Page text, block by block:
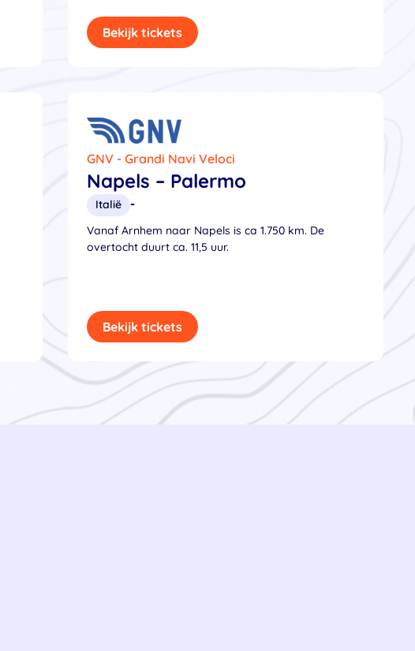
Bekijk tickets
GNV - Grandi Navi Veloci
Napels – Palermo
Italië -
Vanaf Arnhem naar Napels is ca 1.750 km. De
overtocht duurt ca. 11,5 uur.
Bekijk tickets